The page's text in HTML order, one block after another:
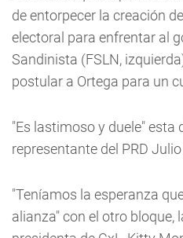
de entorpecer la creación
electoral para enfrentar al
Sandinista (FSLN,
postular a Ortega para un
"Es lastimoso y duele" esta
representante del PRD
"Teníamos la esperanza
alianza" con el otro bloque,